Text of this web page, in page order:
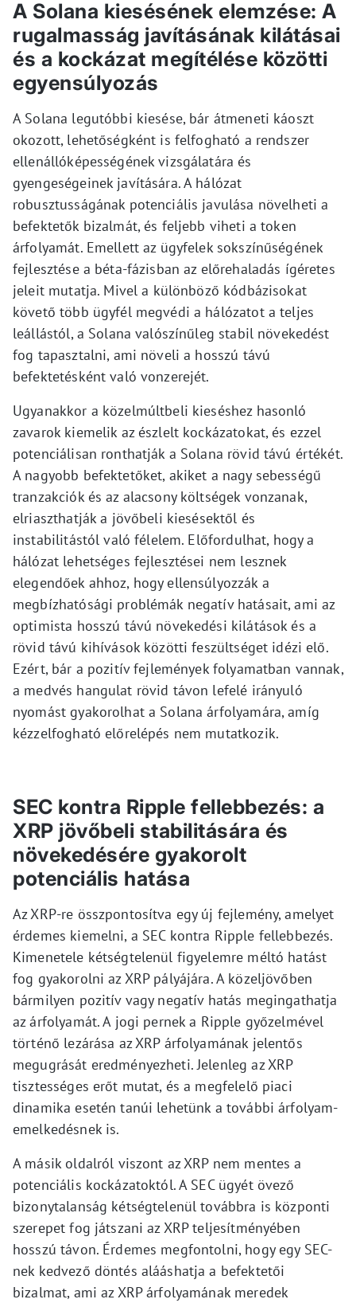
A Solana kiesésének elemzése: A
rugalmasság javításának kilátásai
és a kockázat megítélése közötti
egyensúlyozás
A Solana legutóbbi kiesése, bár átmeneti káoszt
okozott, lehetőségként is felfogható a rendszer
ellenállóképességének vizsgálatára és
gyengeségeinek javítására. A hálózat
robusztusságának potenciális javulása növelheti a
befektetők bizalmát, és feljebb viheti a token
árfolyamát. Emellett az ügyfelek sokszínűségének
fejlesztése a béta-fázisban az előrehaladás ígéretes
jeleit mutatja. Mivel a különböző kódbázisokat
követő több ügyfél megvédi a hálózatot a teljes
leállástól, a Solana valószínűleg stabil növekedést
fog tapasztalni, ami növeli a hosszú távú
befektetésként való vonzerejét.
Ugyanakkor a közelmúltbeli kieséshez hasonló
zavarok kiemelik az észlelt kockázatokat, és ezzel
potenciálisan ronthatják a Solana rövid távú értékét.
A nagyobb befektetőket, akiket a nagy sebességű
tranzakciók és az alacsony költségek vonzanak,
elriaszthatják a jövőbeli kiesésektől és
instabilitástól való félelem. Előfordulhat, hogy a
hálózat lehetséges fejlesztései nem lesznek
elegendőek ahhoz, hogy ellensúlyozzák a
megbízhatósági problémák negatív hatásait, ami az
optimista hosszú távú növekedési kilátások és a
rövid távú kihívások közötti feszültséget idézi elő.
Ezért, bár a pozitív fejlemények folyamatban vannak,
a medvés hangulat rövid távon lefelé irányuló
nyomást gyakorolhat a Solana árfolyamára, amíg
kézzelfogható előrelépés nem mutatkozik.
SEC kontra Ripple fellebbezés: a
XRP jövőbeli stabilitására és
növekedésére gyakorolt
potenciális hatása
Az XRP-re összpontosítva egy új fejlemény, amelyet
érdemes kiemelni, a SEC kontra Ripple fellebbezés.
Kimenetele kétségtelenül figyelemre méltó hatást
fog gyakorolni az XRP pályájára. A közeljövőben
bármilyen pozitív vagy negatív hatás megingathatja
az árfolyamát. A jogi pernek a Ripple győzelmével
történő lezárása az XRP árfolyamának jelentős
megugrását eredményezheti. Jelenleg az XRP
tisztességes erőt mutat, és a megfelelő piaci
dinamika esetén tanúi lehetünk a további árfolyam-
emelkedésnek is.
A másik oldalról viszont az XRP nem mentes a
potenciális kockázatoktól. A SEC ügyét övező
bizonytalanság kétségtelenül továbbra is központi
szerepet fog játszani az XRP teljesítményében
hosszú távon. Érdemes megfontolni, hogy egy SEC-
nek kedvező döntés alááshatja a befektetői
bizalmat, ami az XRP árfolyamának meredek